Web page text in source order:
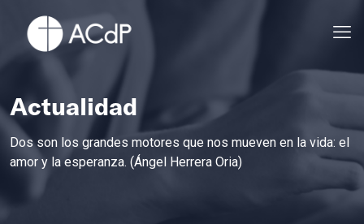
Actualidad
Dos son los grandes motores que nos mueven en la vida: el
amor y la esperanza. (Ángel Herrera Oria)